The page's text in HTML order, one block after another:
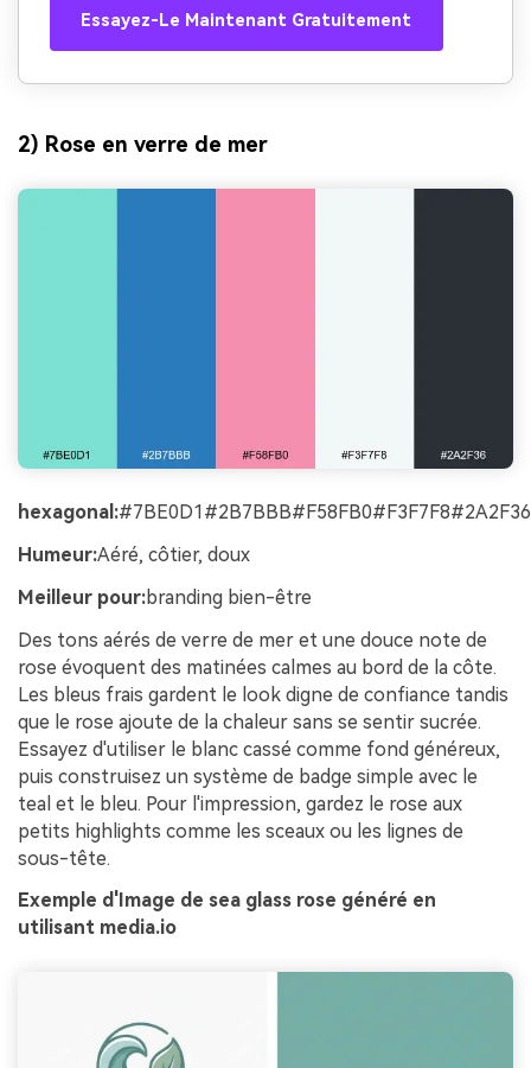
Essayez-Le Maintenant Gratuitement
2) Rose en verre de mer
hexagonal:#7BE0D1#2B7BBB#F58FB0#F3F7F8#2A2F36
Humeur:Aéré, côtier, doux
Meilleur pour:branding bien-être
Des tons aérés de verre de mer et une douce note de
rose évoquent des matinées calmes au bord de la côte.
Les bleus frais gardent le look digne de confiance tandis
que le rose ajoute de la chaleur sans se sentir sucrée.
Essayez d'utiliser le blanc cassé comme fond généreux,
puis construisez un système de badge simple avec le
teal et le bleu. Pour l'impression, gardez le rose aux
petits highlights comme les sceaux ou les lignes de
sous-tête.
Exemple d'Image de sea glass rose généré en
utilisant media.io